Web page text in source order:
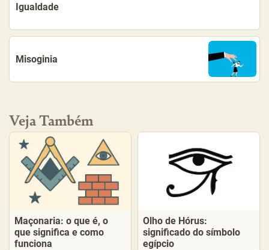
Igualdade
Misoginia
Veja Também
Maçonaria: o que é, o
que significa e como
funciona
Olho de Hórus:
significado do símbolo
egípcio